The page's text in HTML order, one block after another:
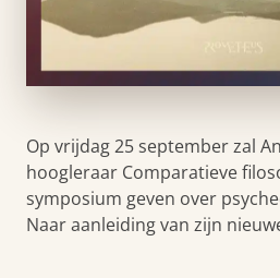
Op vrijdag 25 september zal
hoogleraar Comparatieve
symposium geven over
Naar aanleiding van zijn